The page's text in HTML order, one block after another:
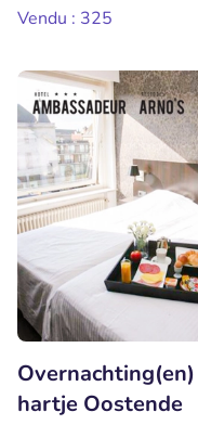
Vendu : 325
hartje Oostende